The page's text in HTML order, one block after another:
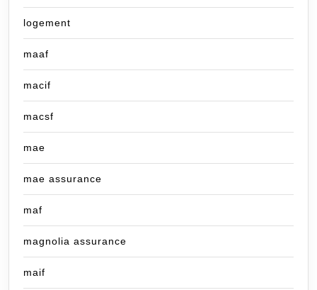
logement
maaf
macif
macsf
mae
mae assurance
maf
magnolia assurance
maif